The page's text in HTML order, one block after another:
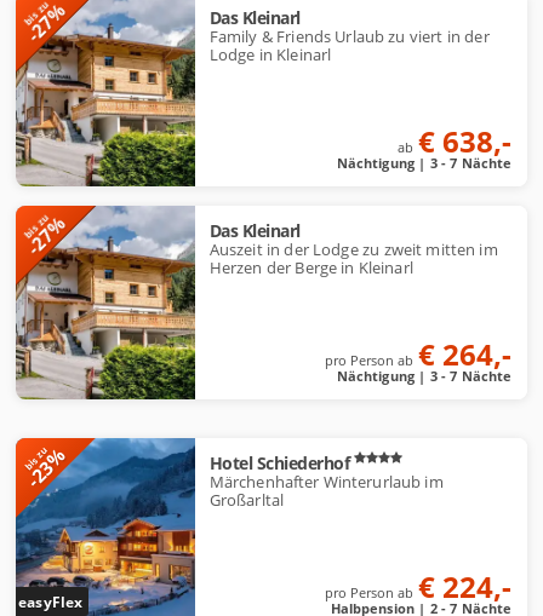
Das Kleinarl
Family & Friends Urlaub zu viert in der
Lodge in Kleinarl
ab € 638,-
Nächtigung | 3 - 7 Nächte
bis zu
-27%
Das Kleinarl
Auszeit in der Lodge zu zweit mitten im
Herzen der Berge in Kleinarl
pro Person ab € 264,-
Nächtigung | 3 - 7 Nächte
bis zu
-27%
easyFlex
Hotel Schiederhof
Märchenhafter Winterurlaub im
Großarltal
pro Person ab € 224,-
Halbpension | 2 - 7 Nächte
bis zu
-23%